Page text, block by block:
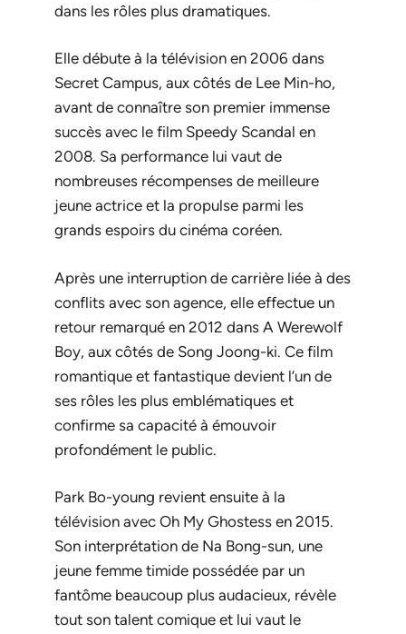
dans les rôles plus dramatiques.
Elle débute à la télévision en 2006 dans
Secret Campus, aux côtés de Lee Min-ho,
avant de connaître son premier immense
succès avec le film Speedy Scandal en
2008. Sa performance lui vaut de
nombreuses récompenses de meilleure
jeune actrice et la propulse parmi les
grands espoirs du cinéma coréen.
Après une interruption de carrière liée à des
conflits avec son agence, elle effectue un
retour remarqué en 2012 dans A Werewolf
Boy, aux côtés de Song Joong-ki. Ce film
romantique et fantastique devient l’un de
ses rôles les plus emblématiques et
confirme sa capacité à émouvoir
profondément le public.
Park Bo-young revient ensuite à la
télévision avec Oh My Ghostess en 2015.
Son interprétation de Na Bong-sun, une
jeune femme timide possédée par un
fantôme beaucoup plus audacieux, révèle
tout son talent comique et lui vaut le